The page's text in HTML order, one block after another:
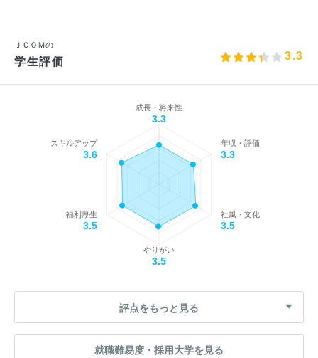
ＪＣＯＭの
学生評価 3.3
成長・将来性
3.3
年収・評価
3.3
社風・文化
3.5
やりがい
3.5
福利厚生
3.5
スキルアップ
3.6
評点をもっと見る
就職難易度・採用大学を見る